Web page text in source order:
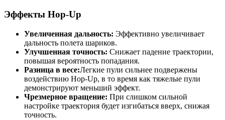
Эффекты Hop-Up
Увеличенная дальность: Эффективно увеличивает
дальность полета шариков.
Улучшенная точность: Снижает падение траектории,
повышая вероятность попадания.
Разница в весе:Легкие пули сильнее подвержены
воздействию Hop-Up, в то время как тяжелые пули
демонстрируют меньший эффект.
Чрезмерное вращение: При слишком сильной
настройке траектория будет изгибаться вверх, снижая
точность.